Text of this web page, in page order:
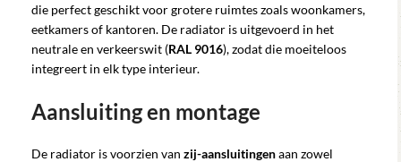
die perfect geschikt voor grotere ruimtes zoals woonkamers,
eetkamers of kantoren. De radiator is uitgevoerd in het
neutrale en verkeerswit (RAL 9016), zodat die moeiteloos
integreert in elk type interieur.
Aansluiting en montage
De radiator is voorzien van zij-aansluitingenaan zowel